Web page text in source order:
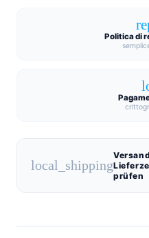
Politica di
local_shipping
prüfen